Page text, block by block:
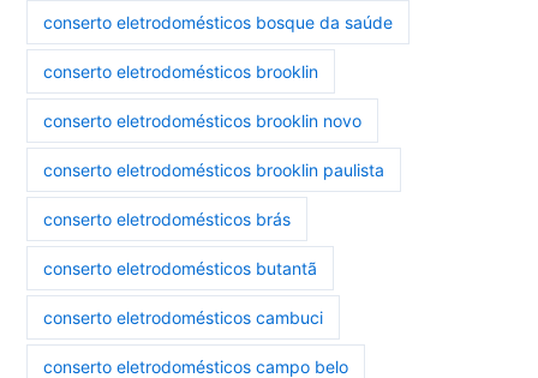
conserto eletrodomésticos bosque da saúde
conserto eletrodomésticos brooklin
conserto eletrodomésticos brooklin novo
conserto eletrodomésticos brooklin paulista
conserto eletrodomésticos brás
conserto eletrodomésticos butantã
conserto eletrodomésticos cambuci
conserto eletrodomésticos campo belo